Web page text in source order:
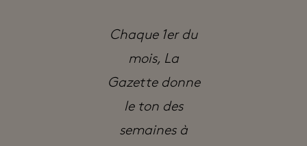
Chaque 1er du
mois, La
Gazette donne
le ton des
semaines à